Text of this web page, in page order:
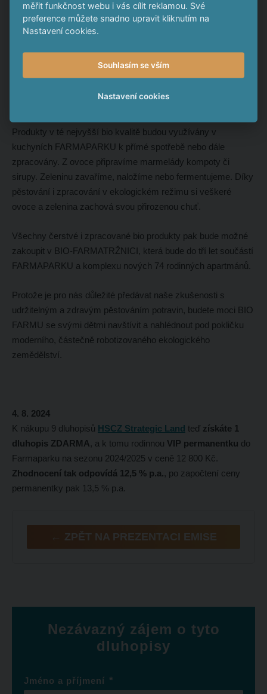
vyroste částečně robotizovaná BIO FARMA, která svou
produkcí ovoce a zeleniny bude zásobovat FARMAPARK.
Produkty v té nejvyšší bio kvalitě budou využívány v
kuchyních FARMAPARKU k přímé spotřebě nebo dále
zpracovány. Z ovoce připravíme marmelády kompoty či
sirupy. Zeleninu zavaříme, naložíme nebo fermentujeme. Díky
pěstování i zpracování v ekologickém režimu si veškeré
ovoce a zelenina zachová svou přirozenou chuť.
Všechny čerstvé i zpracované bio produkty pak bude možné
zakoupit v BIO-FARMATRŽNICI, která bude do tří let součástí
FARMAPARKU a komplexu nových 74 rodinných apartmánů.
Protože je pro nás důležité předávat naše zkušenosti s
udržitelným a zdravým pěstováním potravin, budete moci BIO
FARMU se svými dětmi navštívit a nahlédnout pod pokličku
moderního, částečně robotizovaného ekologického
zemědělství.
4. 8. 2024
K nákupu 9 dluhopisů HSCZ Strategic Land teď získáte 1
dluhopis ZDARMA, a k tomu rodinnou VIP permanentku do
Farmaparku na sezonu 2024/2025 v ceně 12 800 Kč.
Zhodnocení tak odpovídá 12,5 % p.a., po započtení ceny
permanentky pak 13,5 % p.a.
← ZPĚT NA PREZENTACI EMISE
Nezávazný zájem o tyto
dluhopisy
Jméno a příjmení *
měřit funkčnost webu i vás cílit reklamou. Své
preference můžete snadno upravit kliknutím na
Nastavení cookies.
Souhlasím se vším
Nastavení cookies